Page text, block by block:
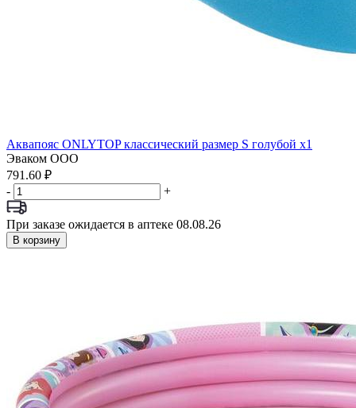
Аквапояс ONLYTOP классический размер S голубой x1
Эваком ООО
791.60 ₽
-
+
При заказе ожидается в аптеке 08.08.26
В корзину